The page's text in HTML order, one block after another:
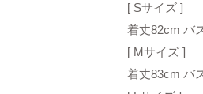
[ Sサイズ ]
着丈82cm バ
[ Mサイズ ]
着丈83cm バ